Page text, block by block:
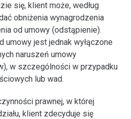
się, klient może, według
obniżenia wynagrodzenia
od umowy (odstąpienie).
umowy jest jednak wyłączone
naruszeń umowy
w szczególności w przypadku
lub wad.
prawnej, w której
klient zdecyduje się